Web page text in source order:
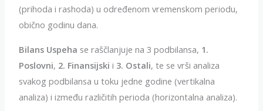
(prihoda i rashoda) u određenom vremenskom periodu,
obično godinu dana.
Bilans Uspeha se raščlanjuje na 3 podbilansa, 1.
Poslovni, 2. Finansijski i 3. Ostali, te se vrši analiza
svakog podbilansa u toku jedne godine (vertikalna
analiza) i između različitih perioda (horizontalna analiza).